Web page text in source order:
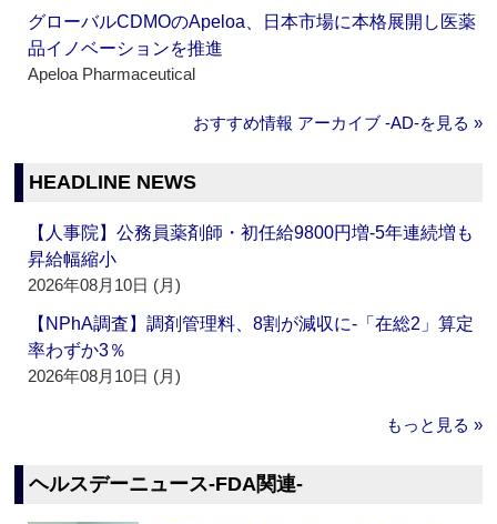
グローバルCDMOのApeloa、日本市場に本格展開し医薬
品イノベーションを推進
Apeloa Pharmaceutical
おすすめ情報 アーカイブ ‐AD‐を見る »
HEADLINE NEWS
【人事院】公務員薬剤師・初任給9800円増‐5年連続増も
昇給幅縮小
2026年08月10日 (月)
【NPhA調査】調剤管理料、8割が減収に‐「在総2」算定
率わずか3％
2026年08月10日 (月)
もっと見る »
ヘルスデーニュース‐FDA関連‐